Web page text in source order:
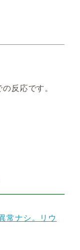
反応です。
常ナシ。リウ